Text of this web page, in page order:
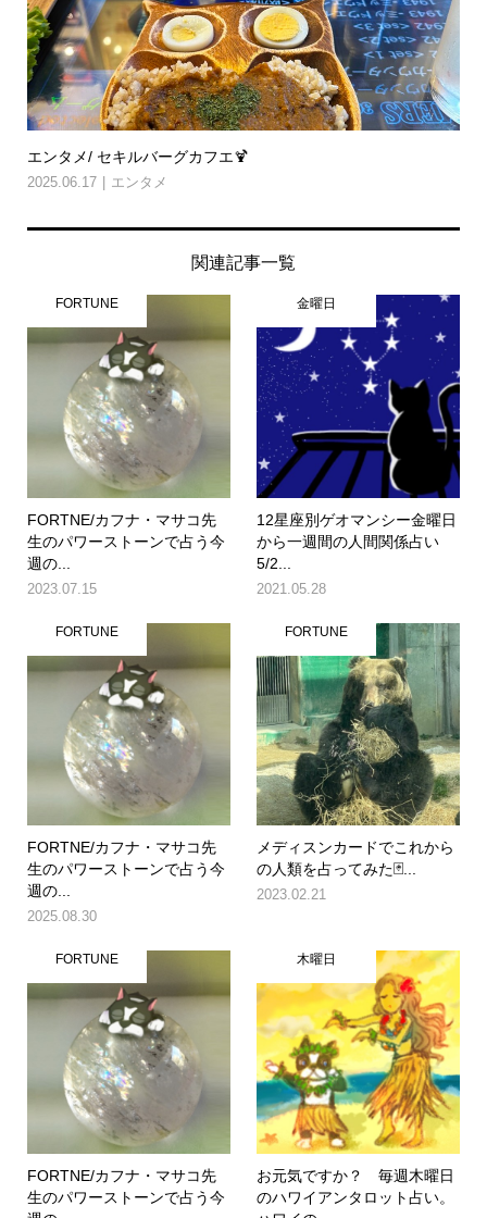
エンタメ/ セキルバーグカフエ🍹
2025.06.17 エンタメ
関連記事一覧
FORTUNE
FORTNE/カフナ・マサコ先
生のパワーストーンで占う今
週の...
2023.07.15
金曜日
12星座別ゲオマンシー金曜日
から一週間の人間関係占い
5/2...
2021.05.28
FORTUNE
FORTNE/カフナ・マサコ先
生のパワーストーンで占う今
週の...
2025.08.30
FORTUNE
メディスンカードでこれから
の人類を占ってみた🃏...
2023.02.21
FORTUNE
FORTNE/カフナ・マサコ先
生のパワーストーンで占う今
木曜日
お元気ですか？ 毎週木曜日
のハワイアンタロット占い。